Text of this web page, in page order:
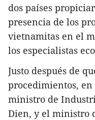
dos países
presencia de los
vietnamitas en el
los especialistas
Justo después de
procedimientos,
ministro de
Dien, y el ministro